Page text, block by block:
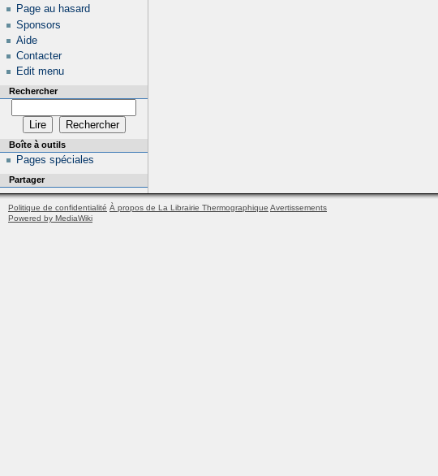
Page au hasard
Sponsors
Aide
Contacter
Edit menu
Rechercher
Boîte à outils
Pages spéciales
Partager
Politique de confidentialité À propos de La Librairie Thermographique Avertissements
Powered by MediaWiki